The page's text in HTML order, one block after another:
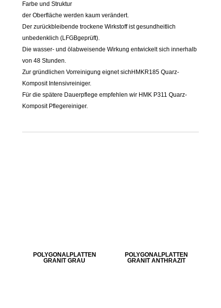
Farbe und Struktur
der Oberfläche werden kaum verändert.
Der zurückbleibende trockene Wirkstoff ist gesundheitlich
unbedenklich (LFGBgeprüft).
Die wasser- und ölabweisende Wirkung entwickelt sich innerhalb
von 48 Stunden.
Zur gründlichen Vorreinigung eignet sichHMKR185 Quarz-
Komposit Intensivreiniger.
Für die spätere Dauerpflege empfehlen wir HMK P311 Quarz-
Komposit Pflegereiniger.
POLYGONALPLATTEN
GRANIT GRAU
POLYGONALPLATTEN
GRANIT ANTHRAZIT